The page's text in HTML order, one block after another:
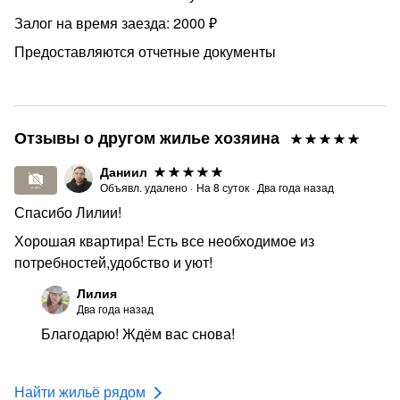
И, конечно, всегда качественная уборка с
дезинфекцией после каждого гостя.
‼️ ВАЖНАЯ ИНФОРМАЦИЯ ‼️
возможность заселяем в удобное время для гостей
При заезде необходимо оплатить страховой залог 2
регистрации отъезда. После проверки состояния
объекта размещения залог будет полностью
возвращен.
Для регистрации заезда нужно показать паспорт. Это
необходимое условие для регистрации.
❌ Квартира не сдаётся для вечеринок и проведения
увеселительных мероприятий❌
Залог на время заезда: 2000 ₽
Предоставляются отчетные документы
Отзывы о другом жилье хозяина
Даниил
Объявл. удалено · На 8 суток · Два года назад
Спасибо Лилии!
Хорошая квартира! Есть все необходимое из
потребностей,удобство и уют!
Лилия
Два года назад
Благодарю! Ждём вас снова!
Найти жильё рядом